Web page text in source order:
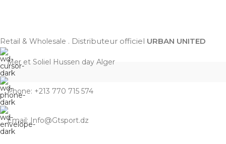
Retail & Wholesale . Distributeur officiel URBAN UNITED
Mer et Soliel Hussen day Alger
Phone: +213 770 715 574
Email: Info@Gtsport.dz